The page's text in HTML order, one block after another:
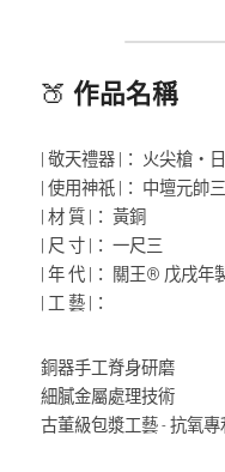
🍑 作品名稱
| 敬天禮器 |： 火尖槍‧
| 使用神祇 |： 中壇元帥
| 材 質 |： 黃銅
| 尺 寸 |： 一尺三
| 年 代 |： 關王® 戊戌年
| 工 藝 |：
銅器手工脊身研磨
細膩金屬處理技術
古董級包漿工藝 - 抗氧專